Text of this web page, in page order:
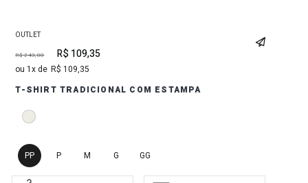
OUTLET
R$ 243,00 R$ 109,35
1 R$ 109,35
T-SHIRT TRADICIONAL COM ESTAMPA
PP P M G GG